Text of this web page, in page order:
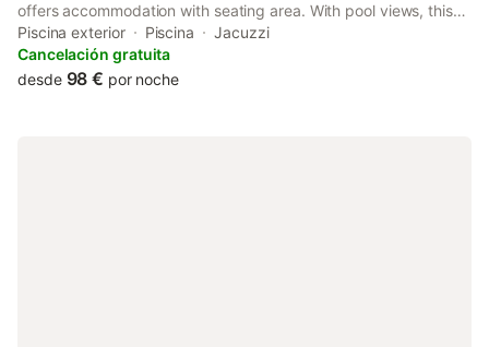
offers accommodation with seating area. With pool views, this
accommodation provides a swimming pool.
Piscina exterior Piscina
Jacuzzi
Cancelación gratuita
desde 98 € por noche